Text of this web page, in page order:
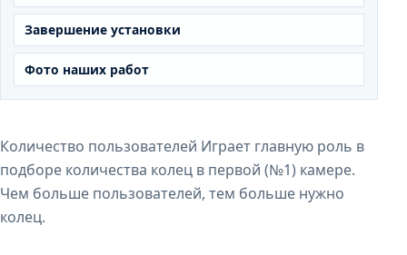
Завершение установки
Фото наших работ
Количество пользователей Играет главную роль в
подборе количества колец в первой (№1) камере.
Чем больше пользователей, тем больше нужно
колец.